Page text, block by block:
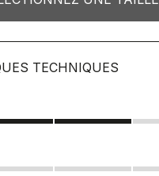
TECHNIQUES